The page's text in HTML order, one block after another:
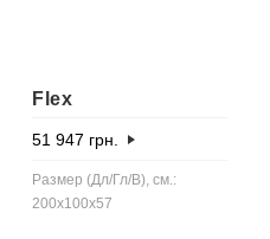
Flex
51 947 грн.
Размер (Дл/Гл/В), см.:
200x100x57